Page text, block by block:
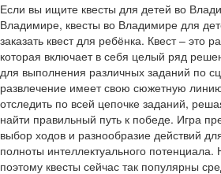
Если вы ищите квесты для детей во
Владимире, квесты во Владимире для
заказать квест для ребёнка. Квест – это
которая включает в себя целый ряд
для выполнения различных заданий по
развлечение имеет свою сюжетную
отследить по всей цепочке заданий,
найти правильный путь к победе. Игра
выбор ходов и разнообразие действий
полноты интеллектуального
поэтому квесты сейчас так популярны